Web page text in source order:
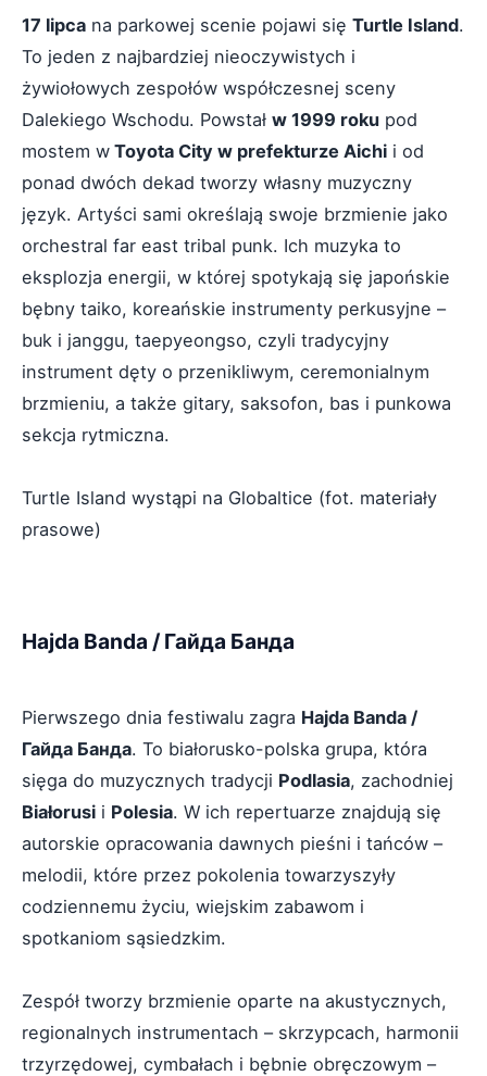
17 lipca na parkowej scenie pojawi się Turtle Island.
To jeden z najbardziej nieoczywistych i
żywiołowych zespołów współczesnej sceny
Dalekiego Wschodu. Powstał w 1999 roku pod
mostem w Toyota City w prefekturze Aichi i od
ponad dwóch dekad tworzy własny muzyczny
język. Artyści sami określają swoje brzmienie jako
orchestral far east tribal punk. Ich muzyka to
eksplozja energii, w której spotykają się japońskie
bębny taiko, koreańskie instrumenty perkusyjne –
buk i janggu, taepyeongso, czyli tradycyjny
instrument dęty o przenikliwym, ceremonialnym
brzmieniu, a także gitary, saksofon, bas i punkowa
sekcja rytmiczna.
Turtle Island wystąpi na Globaltice (fot. materiały
prasowe)
Hajda Banda / Гайда Банда
Pierwszego dnia festiwalu zagra Hajda Banda /
Гайда Банда. To białorusko-polska grupa, która
sięga do muzycznych tradycji Podlasia, zachodniej
Białorusi i Polesia. W ich repertuarze znajdują się
autorskie opracowania dawnych pieśni i tańców –
melodii, które przez pokolenia towarzyszyły
codziennemu życiu, wiejskim zabawom i
spotkaniom sąsiedzkim.
Zespół tworzy brzmienie oparte na akustycznych,
regionalnych instrumentach – skrzypcach, harmonii
trzyrzędowej, cymbałach i bębnie obręczowym –